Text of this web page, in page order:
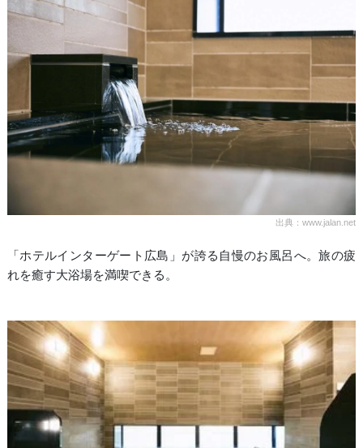
出典：www.jalan.net
「ホテルインターゲート広島」が誇る自慢のお風呂へ。旅の疲
れを癒す大浴場を満喫できる。